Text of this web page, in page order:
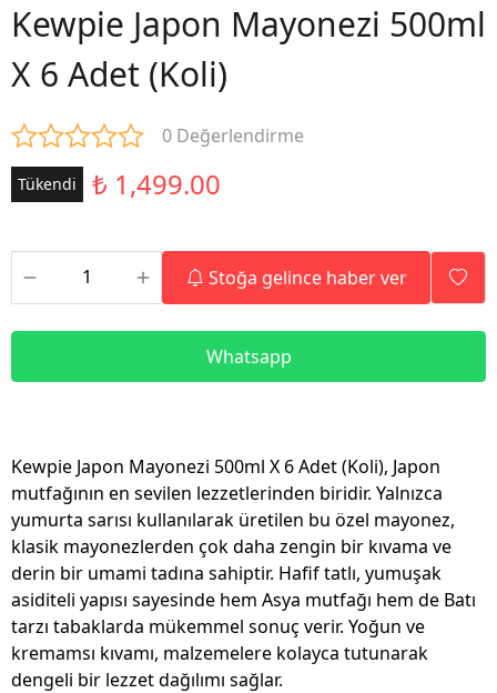
Kewpie Japon Mayonezi 500ml
X 6 Adet (Koli)
0 Değerlendirme
Tükendi ₺ 1,499.00
Stoğa gelince haber ver
Whatsapp
Kewpie Japon Mayonezi 500ml X 6 Adet (Koli), Japon
mutfağının en sevilen lezzetlerinden biridir. Yalnızca
yumurta sarısı kullanılarak üretilen bu özel mayonez,
klasik mayonezlerden çok daha zengin bir kıvama ve
derin bir umami tadına sahiptir. Hafif tatlı, yumuşak
asiditeli yapısı sayesinde hem Asya mutfağı hem de Batı
tarzı tabaklarda mükemmel sonuç verir. Yoğun ve
kremamsı kıvamı, malzemelere kolayca tutunarak
dengeli bir lezzet dağılımı sağlar.